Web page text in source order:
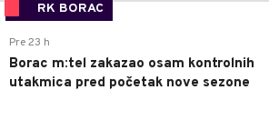
RK BORAC
Pre 23 h
Borac m:tel zakazao osam kontrolnih
utakmica pred početak nove sezone